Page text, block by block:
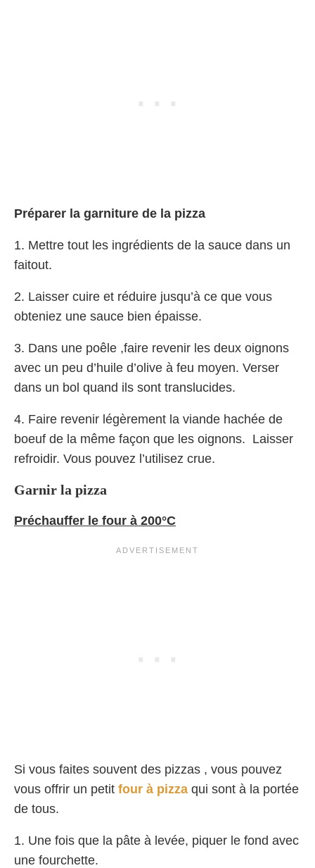
Préparer la garniture de la pizza
1. Mettre tout les ingrédients de la sauce dans un
faitout.
2. Laisser cuire et réduire jusqu’à ce que vous
obteniez une sauce bien épaisse.
3. Dans une poêle ,faire revenir les deux oignons
avec un peu d’huile d’olive à feu moyen. Verser
dans un bol quand ils sont translucides.
4. Faire revenir légèrement la viande hachée de
boeuf de la même façon que les oignons. Laisser
refroidir. Vous pouvez l’utilisez crue.
Garnir la pizza
Préchauffer le four à 200°C
Si vous faites souvent des pizzas , vous pouvez
vous offrir un petit four à pizza qui sont à la portée
de tous.
1. Une fois que la pâte à levée, piquer le fond avec
une fourchette.